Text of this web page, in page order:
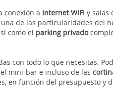
conexión a Internet WiFi y salas
de las particularidades del
como el parking privado
con todo lo que necesitas.
mini-bar e incluso de las
en función del presupuesto y